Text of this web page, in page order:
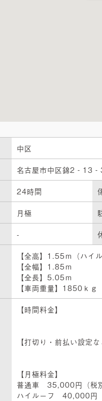
中区
名古屋市中区錦
24時間
月極
-
【全高】1.55ｍ（ハイ
【全幅】1.85ｍ
【全長】5.05ｍ
【車両重量】1850ｋｇ
【時間料金】
【打切り・前払い設定な
【月極料金】
普通車 35,000円（税別
ハイルーフ 40,000円（